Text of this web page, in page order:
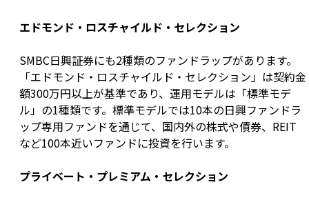
エドモンド・ロスチャイルド・セレクション
SMBC日興証券にも2種類のファンドラップがあります。
「エドモンド・ロスチャイルド・セレクション」は契約金
額300万円以上が基準であり、運用モデルは「標準モデ
ル」の1種類です。標準モデルでは10本の日興ファンドラ
ップ専用ファンドを通じて、国内外の株式や債券、REIT
など100本近いファンドに投資を行います。
プライベート・プレミアム・セレクション